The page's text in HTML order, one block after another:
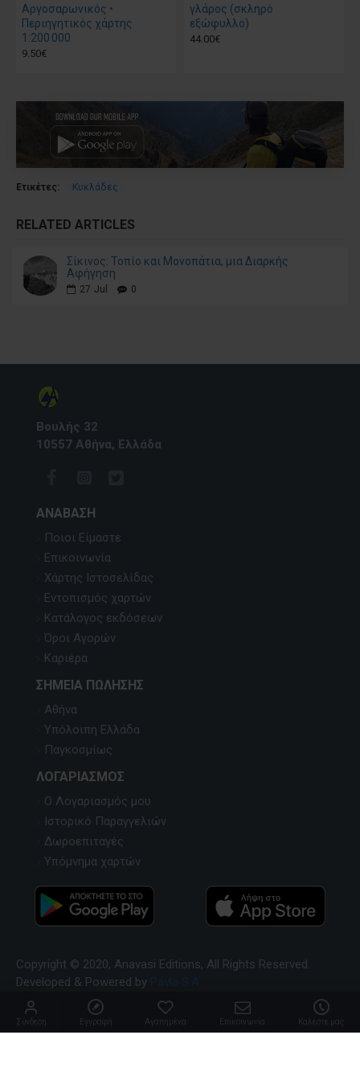
Αργοσαρωνικός •
Περιηγητικός χάρτης
1:200 000
9.50€
γλάρος (σκληρό
εξώφυλλο)
44.00€
Ετικέτες: Κυκλάδες
RELATED ARTICLES
Σίκινος: Τοπίο και Μονοπάτια, μια Διαρκής
Αφήγηση
27 Jul 0
Βουλής 32
10557 Αθήνα, Ελλάδα
ΑΝΆΒΑΣΗ
Ποιοι Είμαστε
Επικοινωνία
Χάρτης Ιστοσελίδας
Εντοπισμός χαρτών
Κατάλογος εκδόσεων
Όροι Αγορών
Καριέρα
ΣΗΜΕΊΑ ΠΏΛΗΣΗΣ
Αθήνα
Υπόλοιπη Ελλάδα
Παγκοσμίως
ΛΟΓΑΡΙΑΣΜΌΣ
Ο Λογαριασμός μου
Ιστορικό Παραγγελιών
Δωροεπιταγές
Υπόμνημα χαρτών
Copyright © 2020, Anavasi Editions, All Rights Reserved.
Developed & Powered by
Σύνδεση Εγγραφή Αγαπημένα Επικοινωνία Καλέστε μας